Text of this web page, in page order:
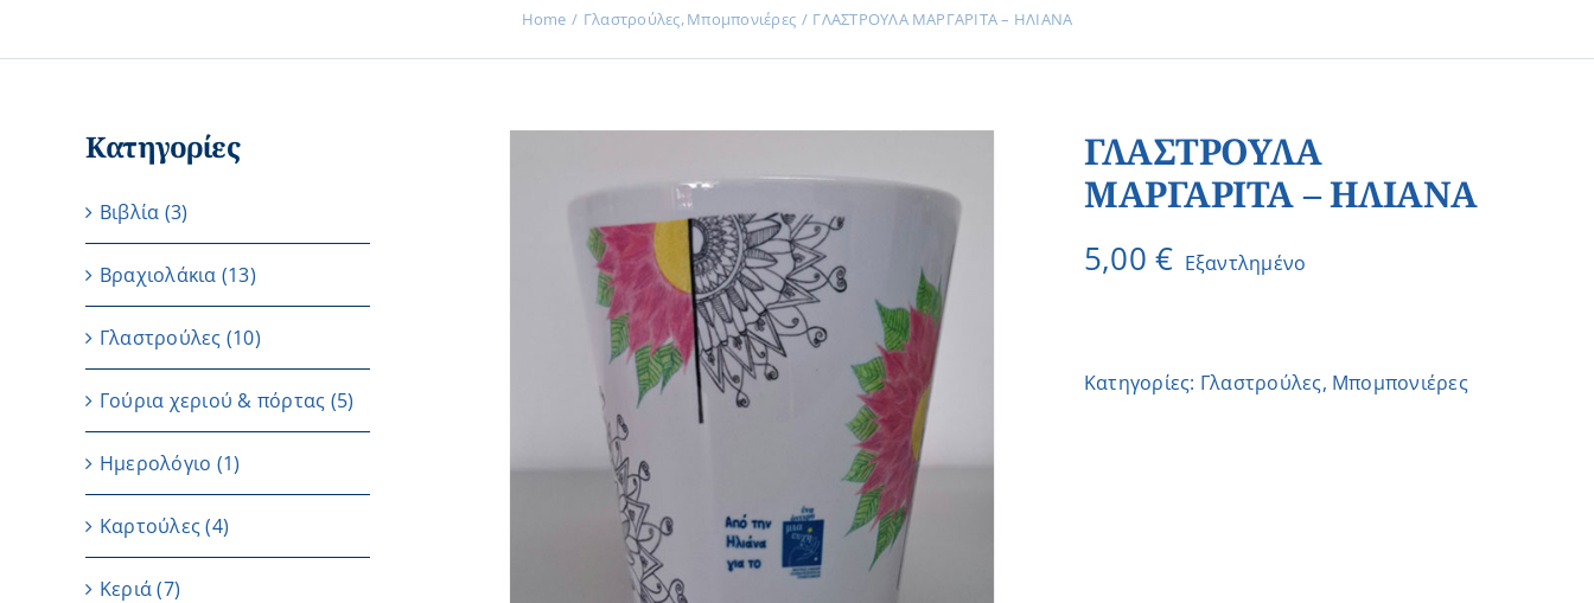
Home Γλαστρούλες Μπομπονιέρες ΓΛΑΣΤΡΟΥΛΑ ΜΑΡΓΑΡΙΤΑ – ΗΛΙΑΝΑ
ΓΛΑΣΤΡΟΥΛΑ
ΜΑΡΓΑΡΙΤΑ – ΗΛΙΑΝΑ
5,00€ Εξαντλημένο
Κατηγορίες: Γλαστρούλες, Μπομπονιέρες
Κατηγορίες
Βιβλία (3)
Βραχιολάκια (13)
Γλαστρούλες (10)
Γούρια χεριού & πόρτας (5)
Ημερολόγιο (1)
Καρτούλες (4)
Κεριά (7)